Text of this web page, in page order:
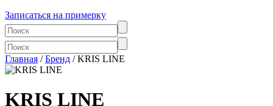
Записаться на примерку
Главная /Бренд / KRIS LINE
KRIS LINE